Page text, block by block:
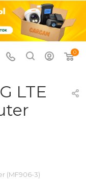
0
LTE
(MF906-3)